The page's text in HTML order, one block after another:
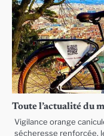
Toute l’actualité du
Vigilance orange
sécheresse renforcée,